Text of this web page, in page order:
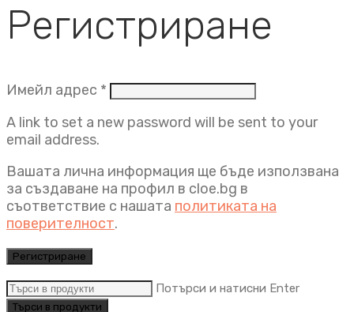
Регистриране
Имейл адрес * Задължително
A link to set a new password will be sent to your
email address.
Вашата лична информация ще бъде използвана
за създаване на профил в cloe.bg в
съответствие с нашата политиката на
поверителност.
Регистриране
Потърси и натисни Enter